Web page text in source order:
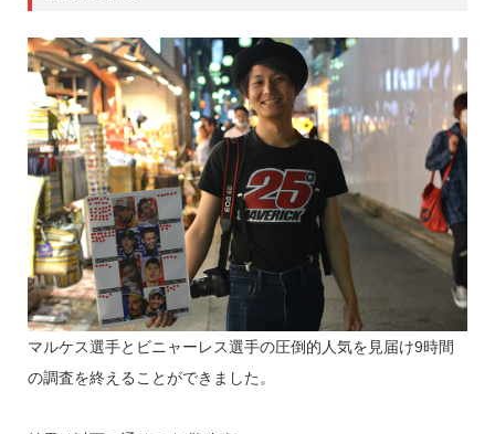
マルケス選手とビニャーレス選手の圧倒的人気を見届け9時間
の調査を終えることができました。